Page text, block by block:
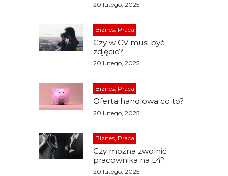
20 lutego, 2025
Biznes, Praca
Czy w CV musi być
zdjęcie?
20 lutego, 2025
Biznes, Praca
Oferta handlowa co to?
20 lutego, 2025
Biznes, Praca
Czy można zwolnić
pracownika na L4?
20 lutego, 2025